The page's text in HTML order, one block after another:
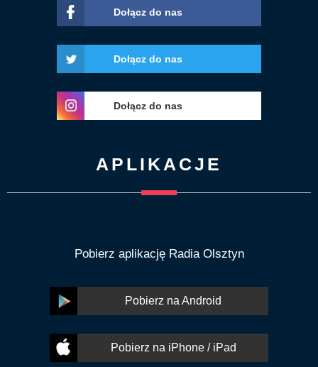
Dołącz do nas
Dołącz do nas
Dołącz do nas
APLIKACJE
Pobierz aplikację Radia Olsztyn
Pobierz na Android
Pobierz na iPhone / iPad